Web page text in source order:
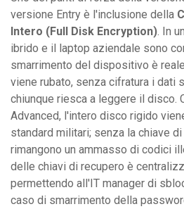
versione Entry è l'inclusione della
Intero (Full Disk Encryption). In
ibrido e il laptop aziendale sono
smarrimento del dispositivo è
viene rubato, senza cifratura i dati
chiunque riesca a leggere il disco.
Advanced, l'intero disco rigido
standard militari; senza la chiave
rimangono un ammasso di codici
delle chiavi di recupero è
permettendo all'IT manager di
caso di smarrimento della